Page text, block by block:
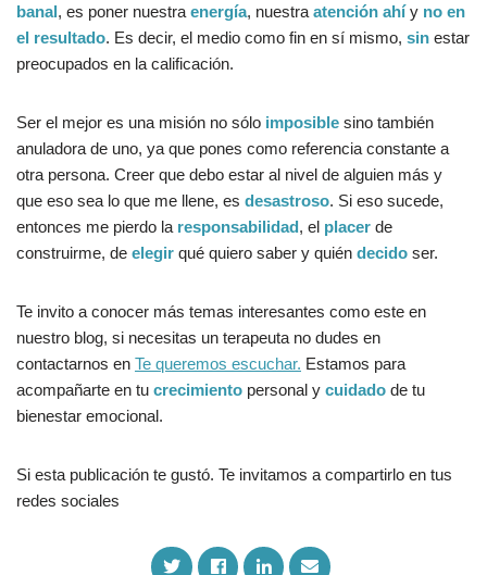
banal, es poner nuestra energía, nuestra atención ahíy no en
el resultado. Es decir, el medio como fin en sí mismo, sin estar
preocupados en la calificación.
Ser el mejor es una misión no sólo imposible sino también
anuladora de uno, ya que pones como referencia constante a
otra persona. Creer que debo estar al nivel de alguien más y
que eso sea lo que me llene, es desastroso. Si eso sucede,
entonces me pierdo la responsabilidad, el placer de
construirme, de elegir qué quiero saber y quién decido ser.
Te invito a conocer más temas interesantes como este en
nuestro blog, si necesitas un terapeuta no dudes en
contactarnos en Te queremos escuchar. Estamos para
acompañarte en tu crecimiento personal y cuidado de tu
bienestar emocional.
Si esta publicación te gustó. Te invitamos a compartirlo en tus
redes sociales
S
S
S
S